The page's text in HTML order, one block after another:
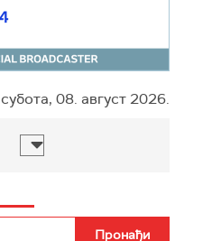
субота, 08. август 2026.